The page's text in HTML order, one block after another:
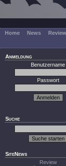
Home News
Anmeldung
Benutzername
Passwort
Suche
SiteNews
Review